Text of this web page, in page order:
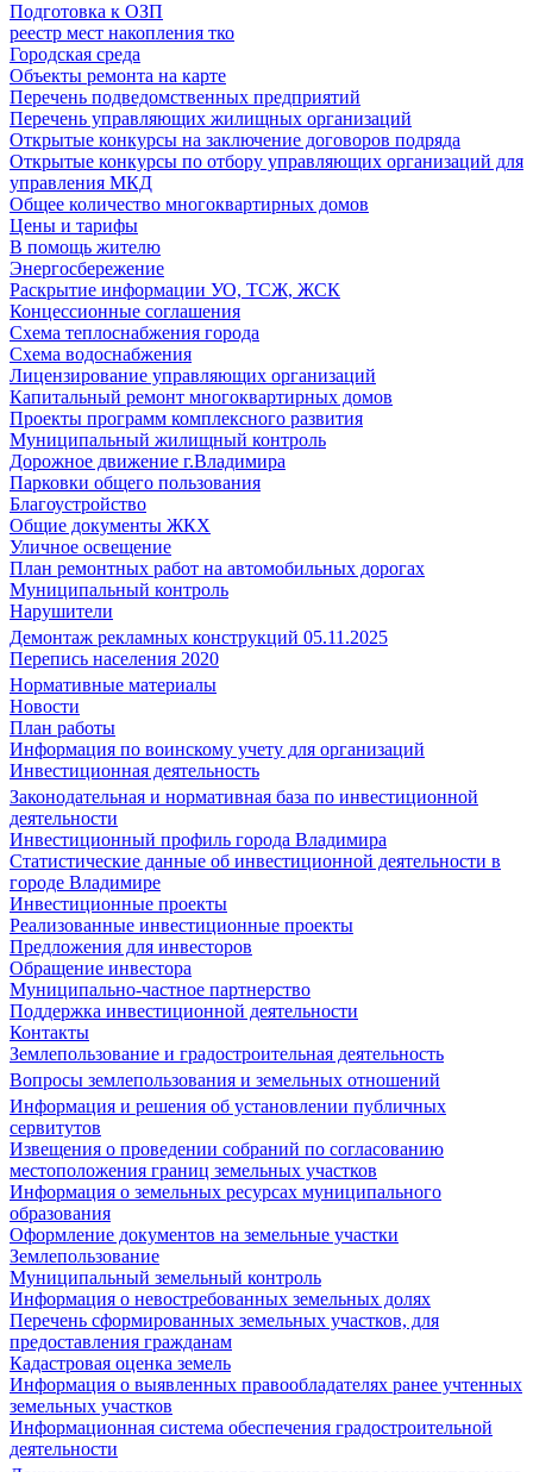
Подготовка к ОЗП
реестр мест накопления тко
Городская среда
Объекты ремонта на карте
Перечень подведомственных предприятий
Перечень управляющих жилищных организаций
Открытые конкурсы на заключение договоров подряда
Открытые конкурсы по отбору управляющих организаций для
управления МКД
Общее количество многоквартирных домов
Цены и тарифы
В помощь жителю
Энергосбережение
Раскрытие информации УО, ТСЖ, ЖСК
Концессионные соглашения
Схема теплоснабжения города
Схема водоснабжения
Лицензирование управляющих организаций
Капитальный ремонт многоквартирных домов
Проекты программ комплексного развития
Муниципальный жилищный контроль
Дорожное движение г.Владимира
Парковки общего пользования
Благоустройство
Общие документы ЖКХ
Уличное освещение
План ремонтных работ на автомобильных дорогах
Муниципальный контроль
Нарушители
Демонтаж рекламных конструкций 05.11.2025
Перепись населения 2020
Нормативные материалы
Новости
План работы
Информация по воинскому учету для организаций
Инвестиционная деятельность
Законодательная и нормативная база по инвестиционной
деятельности
Инвестиционный профиль города Владимира
Статистические данные об инвестиционной деятельности в
городе Владимире
Инвестиционные проекты
Реализованные инвестиционные проекты
Предложения для инвесторов
Обращение инвестора
Муниципально-частное партнерство
Поддержка инвестиционной деятельности
Контакты
Землепользование и градостроительная деятельность
Вопросы землепользования и земельных отношений
Информация и решения об установлении публичных
сервитутов
Извещения о проведении собраний по согласованию
местоположения границ земельных участков
Информация о земельных ресурсах муниципального
образования
Оформление документов на земельные участки
Землепользование
Муниципальный земельный контроль
Информация о невостребованных земельных долях
Перечень сформированных земельных участков, для
предоставления гражданам
Кадастровая оценка земель
Информация о выявленных правообладателях ранее учтенных
земельных участков
Информационная система обеспечения градостроительной
деятельности